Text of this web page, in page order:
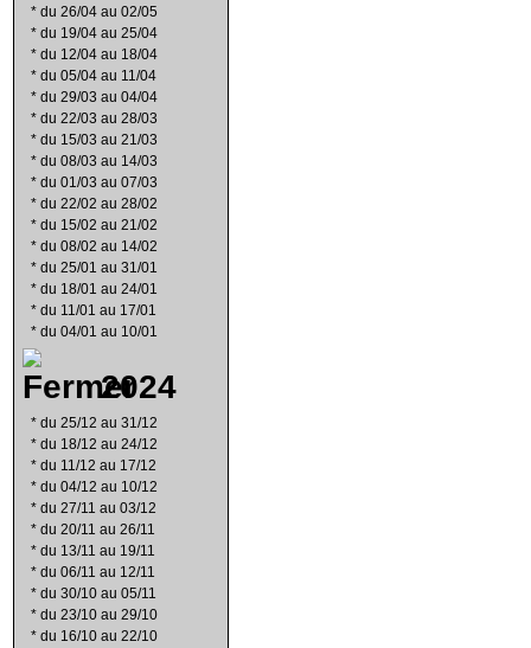
* du 26/04 au 02/05
* du 19/04 au 25/04
* du 12/04 au 18/04
* du 05/04 au 11/04
* du 29/03 au 04/04
* du 22/03 au 28/03
* du 15/03 au 21/03
* du 08/03 au 14/03
* du 01/03 au 07/03
* du 22/02 au 28/02
* du 15/02 au 21/02
* du 08/02 au 14/02
* du 25/01 au 31/01
* du 18/01 au 24/01
* du 11/01 au 17/01
* du 04/01 au 10/01
2024
* du 25/12 au 31/12
* du 18/12 au 24/12
* du 11/12 au 17/12
* du 04/12 au 10/12
* du 27/11 au 03/12
* du 20/11 au 26/11
* du 13/11 au 19/11
* du 06/11 au 12/11
* du 30/10 au 05/11
* du 23/10 au 29/10
* du 16/10 au 22/10